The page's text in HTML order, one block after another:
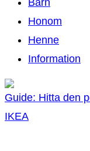
Barn
Honom
Henne
Information
Guide: Hitta den
IKEA